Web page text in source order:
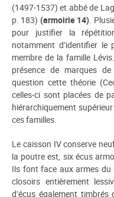
(1497-1537) et abbé de
p. 183) (armoirie 14) .
pour justifier la
notamment d’identifier
membre de la famille
présence de marques
question cette théorie
celles-ci sont placées de
hiérarchiquement
ces familles.
Le caisson IV conserve
la poutre est, six écus
Ils font face aux armes du
closoirs entièrement
d’écus également timbrés